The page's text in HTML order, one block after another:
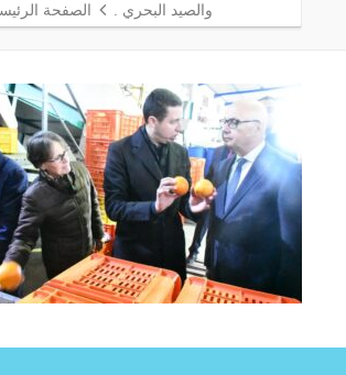
والصيد البحري .
الصفحة